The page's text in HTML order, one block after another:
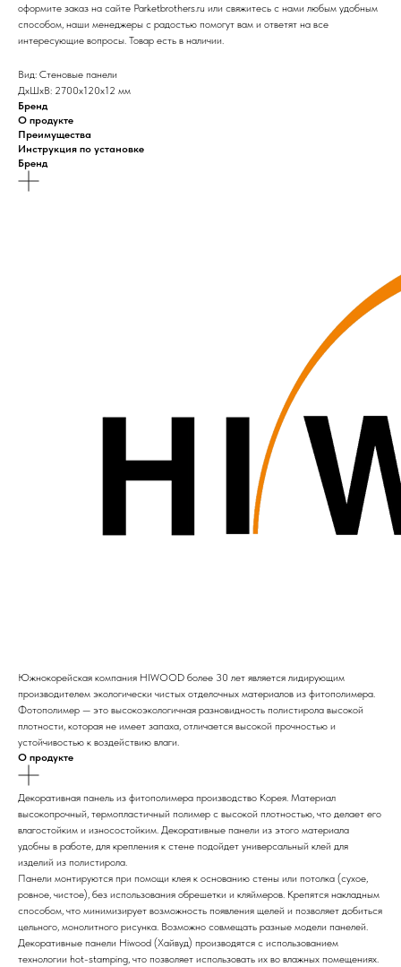
оформите заказ на сайте Parketbrothers.ru или свяжитесь с нами любым удобным
способом, наши менеджеры с радостью помогут вам и ответят на все
интересующие вопросы. Товар есть в наличии.
Вид: Стеновые панели
ДxШxВ: 2700x120x12 мм
Бренд
О продукте
Преимущества
Инструкция по установке
Бренд
Южнокорейская компания HIWOOD более 30 лет является лидирующим
производителем экологически чистых отделочных материалов из фитополимера.
Фотополимер — это высокоэкологичная разновидность полистирола высокой
плотности, которая не имеет запаха, отличается высокой прочностью и
устойчивостью к воздействию влаги.
О продукте
Декоративная панель из фитополимера производство Корея. Материал
высокопрочный, термопластичный полимер с высокой плотностью, что делает его
влагостойким и износостойким. Декоративные панели из этого материала
удобны в работе, для крепления к стене подойдет универсальный клей для
изделий из полистирола.
Панели монтируются при помощи клея к основанию стены или потолка (сухое,
ровное, чистое), без использования обрешетки и кляймеров. Крепятся накладным
способом, что минимизирует возможность появления щелей и позволяет добиться
цельного, монолитного рисунка. Возможно совмещать разные модели панелей.
Декоративные панели Hiwood (Хайвуд) производятся с использованием
технологии hot-stamping, что позволяет использовать их во влажных помещениях.